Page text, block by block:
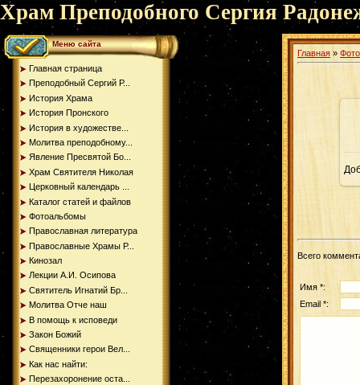
Храм Преподобного Сергия
Меню сайта
Главная страница
Преподобный Сергий Р...
История Храма
История Пронского
История в художестве...
Молитва преподобному...
Явление Пресвятой Бо...
Храм Святителя Николая
Церковный календарь ...
Каталог статей и файлов
Фотоальбомы
Православная литература
Православные Храмы Р...
Кинозал
Лекции А.И. Осипова
Святитель Игнатий Бр...
Молитва Отче наш
В помощь к исповеди
Закон Божий
Священники герои Вел...
Как нас найти:
Перезахоронение оста...
Главная »
Всего
Имя *:
Email *: